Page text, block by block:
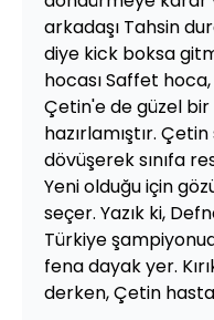
arkadaşı Tahsin
diye kick boksa
hocası Saffet
Çetin'e de güzel
hazırlamıştır.
dövüşerek sınıfa
Yeni olduğu için
seçer. Yazık ki,
Türkiye
fena dayak yer.
derken, Çetin